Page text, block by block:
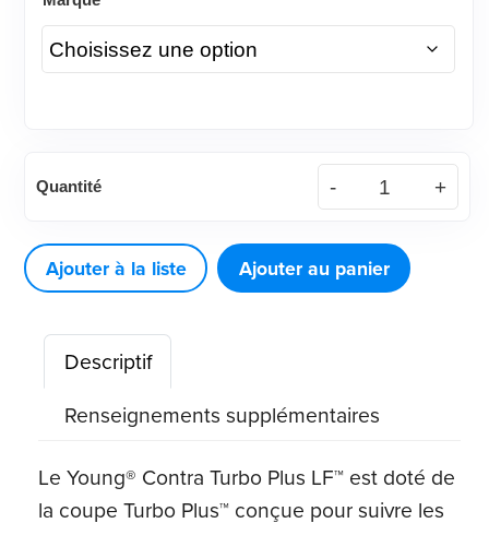
de
Contra
Turbo
Plus™
Quantité
Ajouter à la liste Ajouter au panier
Descriptif
Renseignements supplémentaires
Le Young® Contra Turbo Plus LF™ est doté de
la coupe Turbo Plus™ conçue pour suivre les